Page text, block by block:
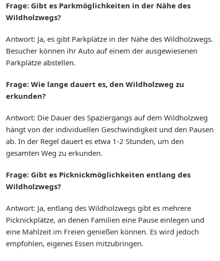
Frage: Gibt es Parkmöglichkeiten in der Nähe des
Wildholzwegs?
Antwort: Ja, es gibt Parkplätze in der Nähe des Wildholzwegs.
Besucher können ihr Auto auf einem der ausgewiesenen
Parkplätze abstellen.
Frage: Wie lange dauert es, den Wildholzweg zu
erkunden?
Antwort: Die Dauer des Spaziergangs auf dem Wildholzweg
hängt von der individuellen Geschwindigkeit und den Pausen
ab. In der Regel dauert es etwa 1-2 Stunden, um den
gesamten Weg zu erkunden.
Frage: Gibt es Picknickmöglichkeiten entlang des
Wildholzwegs?
Antwort: Ja, entlang des Wildholzwegs gibt es mehrere
Picknickplätze, an denen Familien eine Pause einlegen und
eine Mahlzeit im Freien genießen können. Es wird jedoch
empfohlen, eigenes Essen mitzubringen.